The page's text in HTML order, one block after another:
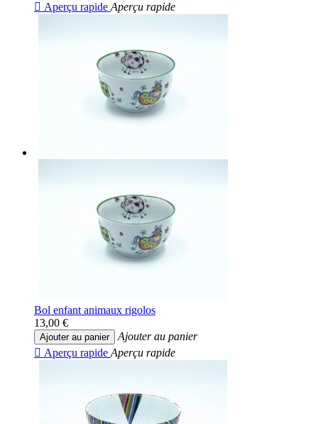
 Aperçu rapide Aperçu rapide
Bol enfant animaux rigolos
13,00 €
Ajouter au panier
Ajouter au panier
 Aperçu rapide Aperçu rapide